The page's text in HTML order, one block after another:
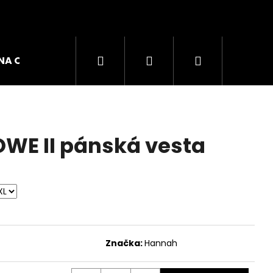
OBUVI ZNAČKYHledat PřihlášeníNákupní
II pánská vesta
Značka:Hannah
W DÁMSKÉ TRIKO